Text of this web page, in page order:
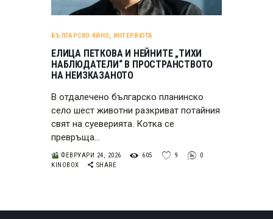
БЪЛГАРСКО КИНО, ИНТЕРВЮТА
ЕЛИЦА ПЕТКОВА И НЕЙНИТЕ „ТИХИ
НАБЛЮДАТЕЛИ“ В ПРОСТРАНСТВОТО
НА НЕИЗКАЗАНОТО
В отдалечено българско планинско
село шест животни разкриват потайния
свят на суеверията. Котка се
превръща…
ФЕВРУАРИ 24, 2026 605 9
0
KINOBOX
SHARE